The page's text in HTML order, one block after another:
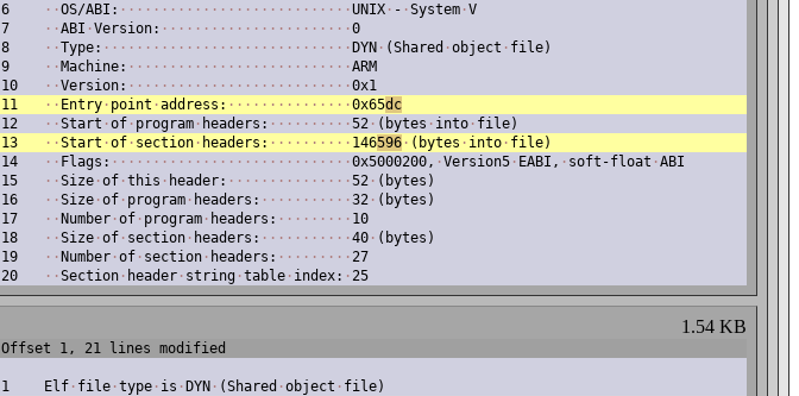
6 · ·OS/ABI: · · · · · · · · · · · · · · · · · · · · · · · · · · · ·UNIX · - ·System ·V
7 · ·ABI ·Version: · · · · · · · · · · · · · · · · · · · · · · ·0
8 · ·Type: · · · · · · · · · · · · · · · · · · · · · · · · · · · · · · DYN · (Shared ·object · file)
9 · · Machine: · · · · · · · · · · · · · · · · · · · · · · · · · · ·ARM
10 · ·Version: · · · · · · · · · · · · · · · · · · · · · · · · · · ·0x1
11 · · Entry · point ·address: · · · · · · · · · · · · · · ·0x65dc
12 · ·Start ·of · program · headers: · · · · · · · · · ·52 · (bytes · into · file)
13 · ·Start ·of · section · headers: · · · · · · · · · · 146596 · (bytes · into · file)
14 · · Flags: · · · · · · · · · · · · · · · · · · · · · · · · · · · · ·0x5000200, ·Version5 · EABI, · soft-float ·ABI
15 · ·Size ·of ·this · header: · · · · · · · · · · · · · · ·52 · (bytes)
16 · ·Size ·of · program · headers: · · · · · · · · · · ·32 · (bytes)
17 · · Number ·of · program · headers: · · · · · · · · · 10
18 · ·Size ·of · section · headers: · · · · · · · · · · ·40 · (bytes)
19 · · Number ·of · section · headers: · · · · · · · · ·27
20 · ·Section · header · string ·table · index: ·25
1.54 KB
Offset 1, 21 lines modified
1 Elf · file ·type · is · DYN · (Shared ·object · file)